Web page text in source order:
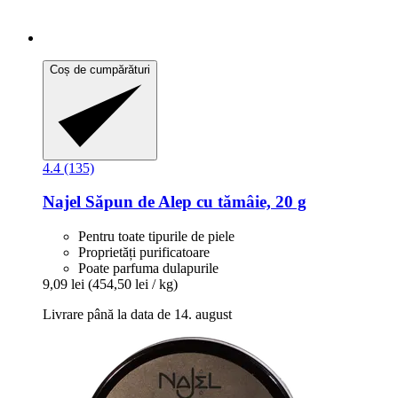
Coș de cumpărături
4.4 (135)
Najel Săpun de Alep cu tămâie, 20 g
Pentru toate tipurile de piele
Proprietăți purificatoare
Poate parfuma dulapurile
9,09 lei (454,50 lei / kg)
Livrare până la data de 14. august